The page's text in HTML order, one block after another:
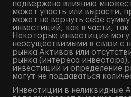
подвержена влиянию
может упасть или вырасти,
может не вернуть себе
инвестиций, как в части,
Некоторые инвестиции
неосуществимыми в связи с
рынка Активов или
рынка (интереса
инвестиций и определение
могут не поддаваться
Инвестиции в неликвидные